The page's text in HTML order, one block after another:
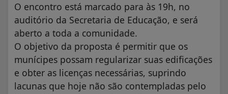
O encontro está marcado para às 19h, no
auditório da Secretaria de Educação, e será
aberto a toda a comunidade.
O objetivo da proposta é permitir que os
munícipes possam regularizar suas edificações
e obter as licenças necessárias, suprindo
lacunas que hoje não são contempladas pelo